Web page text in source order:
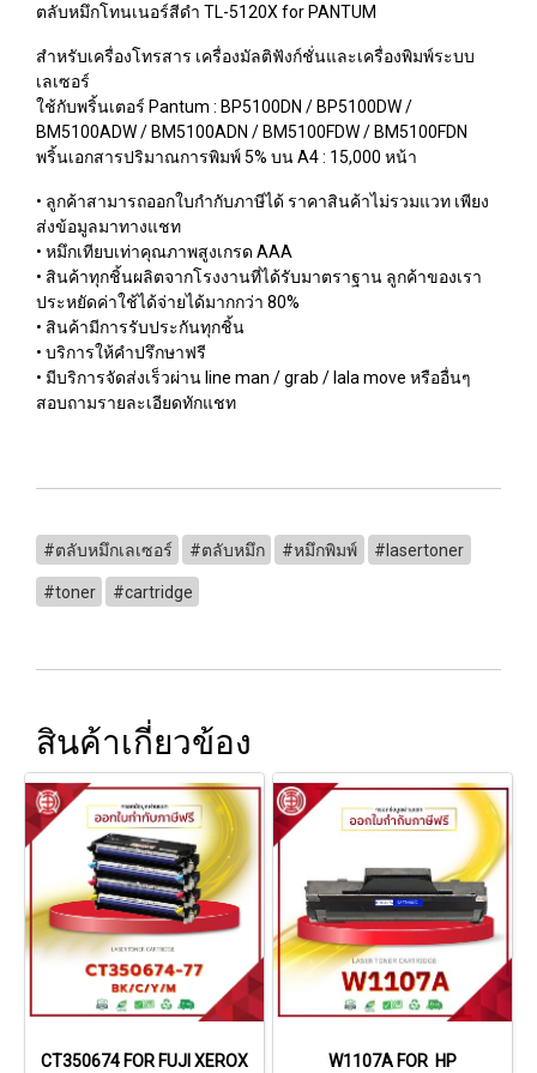
ตลับหมึกโทนเนอร์สีดำ TL-5120X for PANTUM
สำหรับเครื่องโทรสาร เครื่องมัลติฟังก์ชั่นและเครื่องพิมพ์ระบบ
เลเซอร์
ใช้กับพริ้นเตอร์ Pantum : BP5100DN / BP5100DW /
BM5100ADW / BM5100ADN / BM5100FDW / BM5100FDN
พริ้นเอกสารปริมาณการพิมพ์ 5% บน A4 : 15,000 หน้า
• ลูกค้าสามารถออกใบกำกับภาษีได้ ราคาสินค้าไม่รวมแวท เพียง
ส่งข้อมูลมาทางแชท
• หมึกเทียบเท่าคุณภาพสูงเกรด AAA
• สินค้าทุกชิ้นผลิตจากโรงงานที่ได้รับมาตราฐาน ลูกค้าของเรา
ประหยัดค่าใช้ได้จ่ายได้มากกว่า 80%
• สินค้ามีการรับประกันทุกชิ้น
• บริการให้คำปรึกษาฟรี
• มีบริการจัดส่งเร็วผ่าน line man / grab / lala move หรืออื่นๆ
สอบถามรายละเอียดทักแชท
#ตลับหมึกเลเซอร์ #ตลับหมึก #หมึกพิมพ์ #lasertoner
#toner #cartridge
สินค้าเกี่ยวข้อง
CT350674 FOR FUJI XEROX W1107A FOR HP